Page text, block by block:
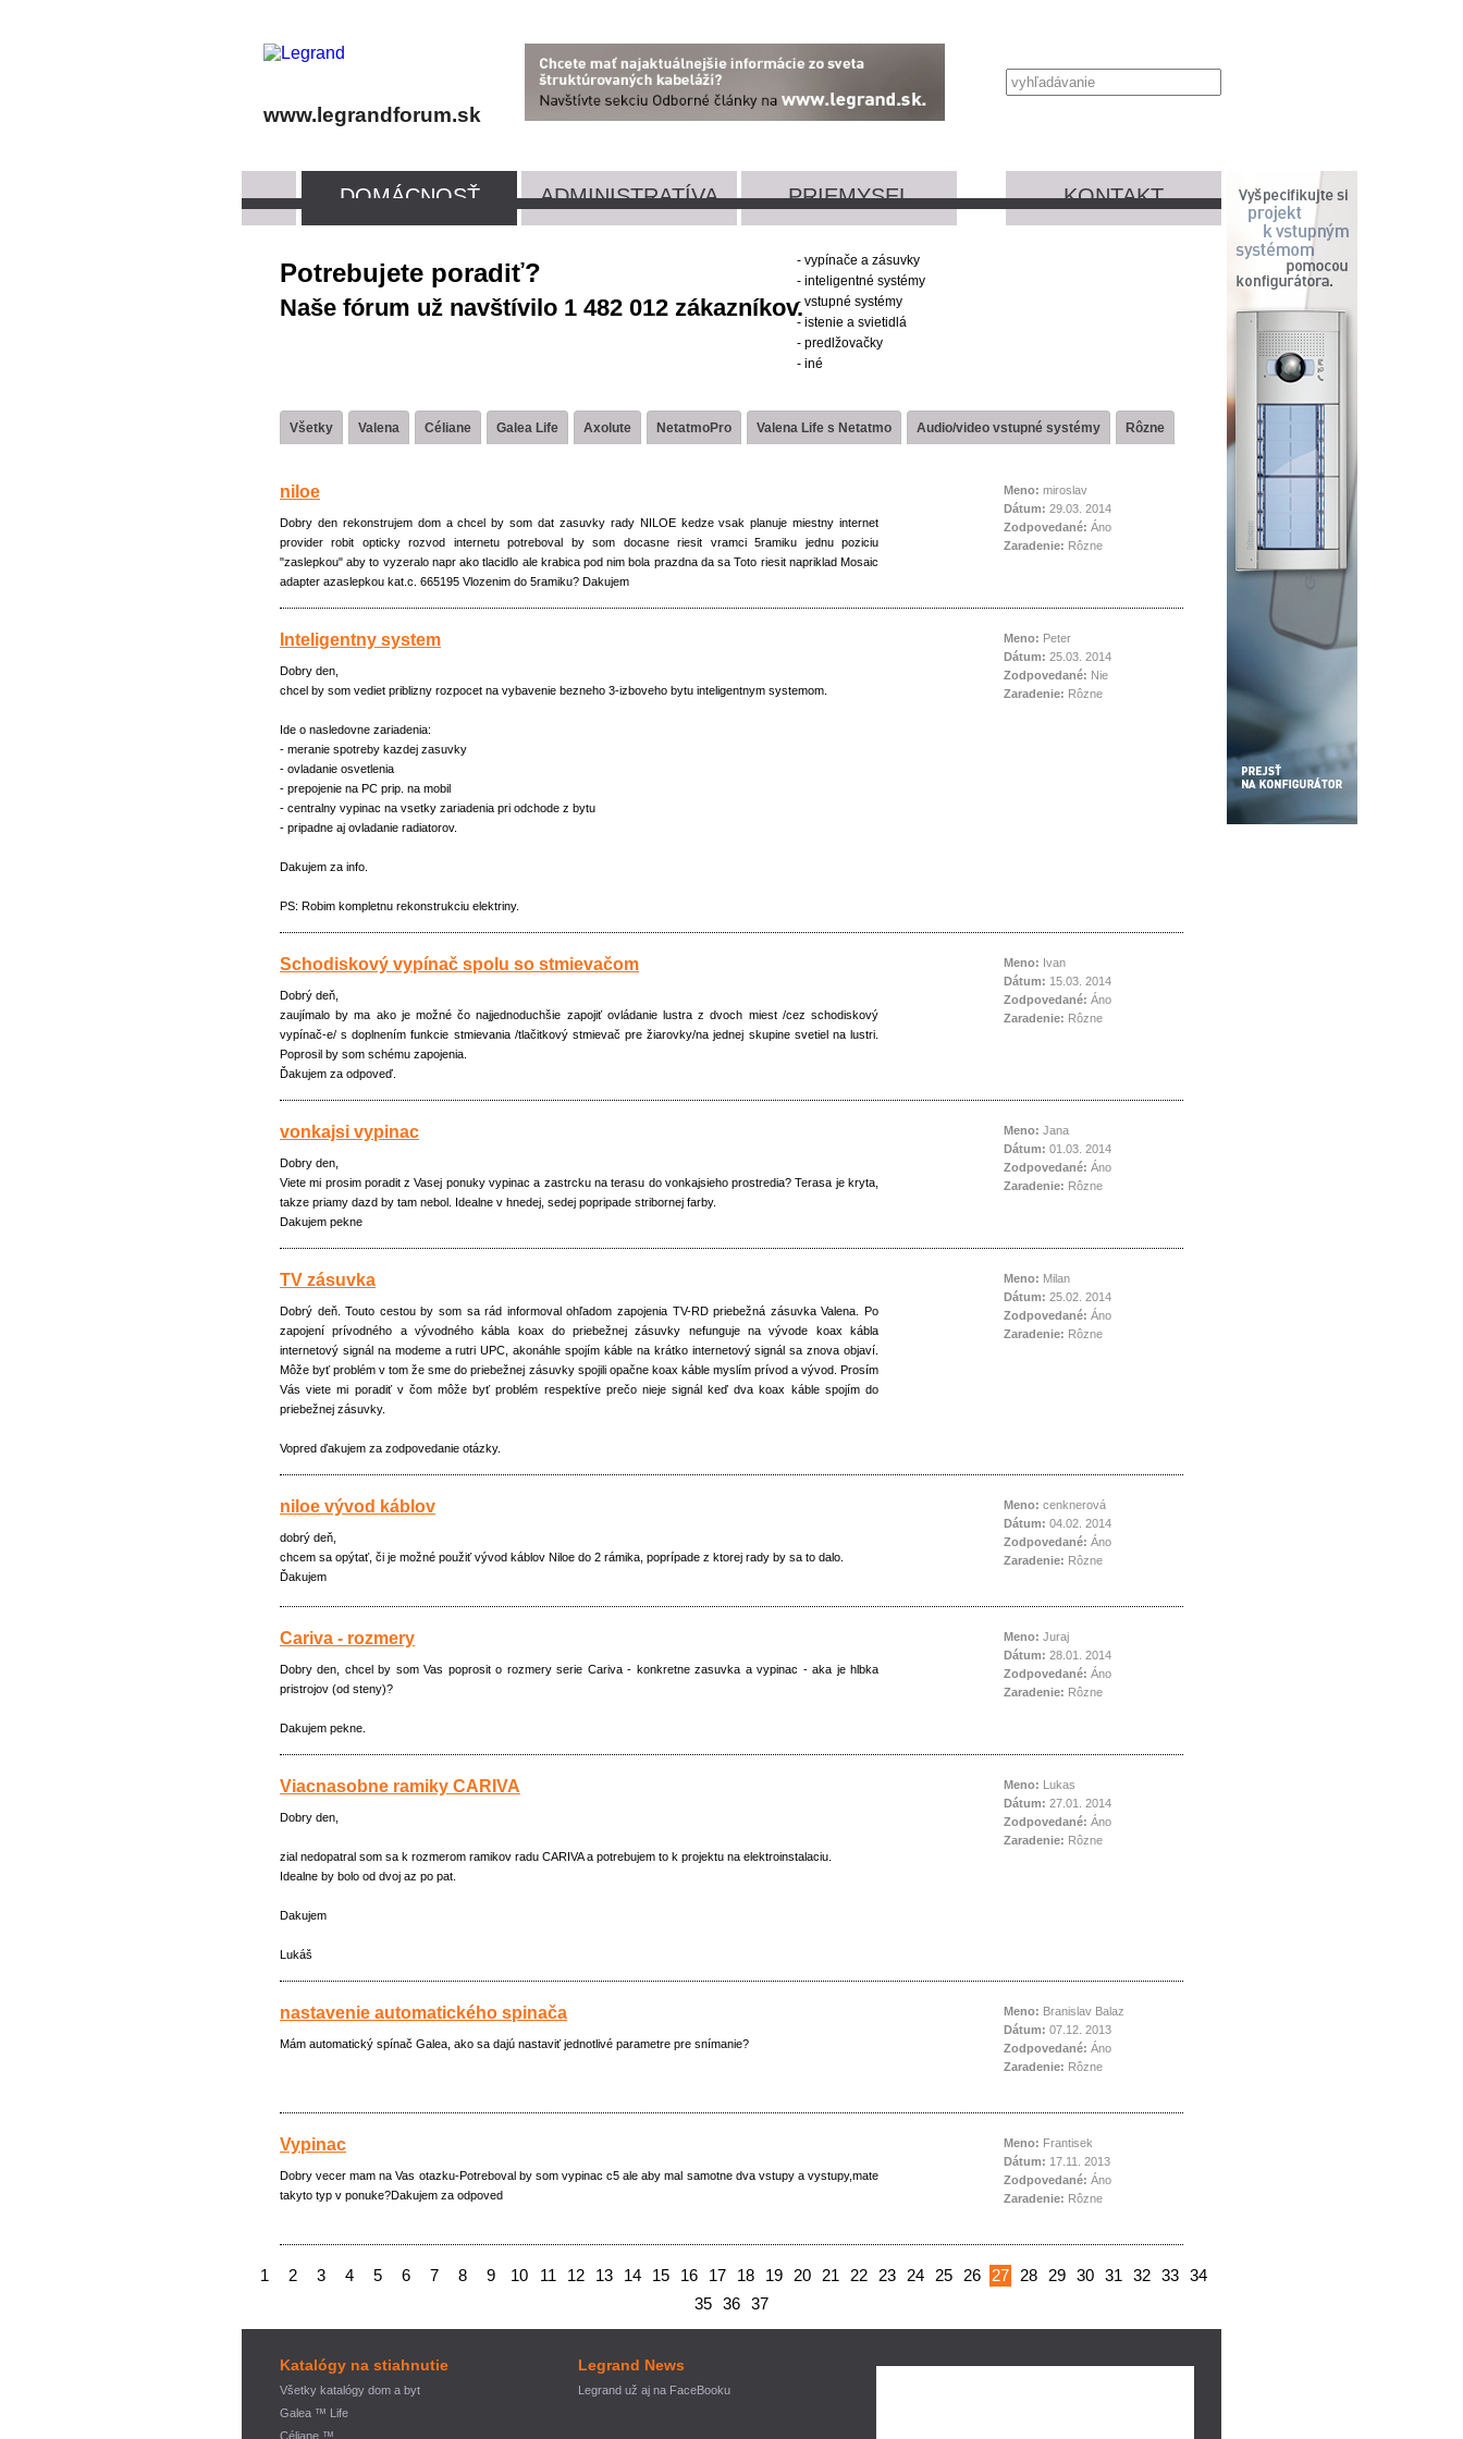
www.legrandforum.sk
DOMÁCNOSŤ ADMINISTRATÍVA PRIEMYSEL KONTAKT
Potrebujete poradiť?
Naše fórum už navštívilo 1 482 012 zákazníkov.
- vypínače a zásuvky
- inteligentné systémy
- vstupné systémy
- istenie a svietidlá
- predlžovačky
- iné
Všetky Valena Céliane Galea Life Axolute NetatmoPro Valena Life s Netatmo Audio/video vstupné systémy Rôzne
Meno: miroslav
Dátum: 29.03. 2014
Zodpovedané: Áno
Zaradenie: Rôzne
niloe
Dobry den rekonstrujem dom a chcel by som dat zasuvky rady NILOE kedze vsak planuje miestny internet
provider robit opticky rozvod internetu potreboval by som docasne riesit vramci 5ramiku jednu poziciu
"zaslepkou" aby to vyzeralo napr ako tlacidlo ale krabica pod nim bola prazdna da sa Toto riesit napriklad Mosaic
adapter azaslepkou kat.c. 665195 Vlozenim do 5ramiku? Dakujem
Meno: Peter
Dátum: 25.03. 2014
Zodpovedané: Nie
Zaradenie: Rôzne
Inteligentny system
Dobry den,
chcel by som vediet priblizny rozpocet na vybavenie bezneho 3-izboveho bytu inteligentnym systemom.
Ide o nasledovne zariadenia:
- meranie spotreby kazdej zasuvky
- ovladanie osvetlenia
- prepojenie na PC prip. na mobil
- centralny vypinac na vsetky zariadenia pri odchode z bytu
- pripadne aj ovladanie radiatorov.
Dakujem za info.
PS: Robim kompletnu rekonstrukciu elektriny.
Meno: Ivan
Dátum: 15.03. 2014
Zodpovedané: Áno
Zaradenie: Rôzne
Schodiskový vypínač spolu so stmievačom
Dobrý deň,
zaujímalo by ma ako je možné čo najjednoduchšie zapojiť ovládanie lustra z dvoch miest /cez schodiskový
vypínač-e/ s doplnením funkcie stmievania /tlačitkový stmievač pre žiarovky/na jednej skupine svetiel na lustri.
Poprosil by som schému zapojenia.
Ďakujem za odpoveď.
Meno: Jana
Dátum: 01.03. 2014
Zodpovedané: Áno
Zaradenie: Rôzne
vonkajsi vypinac
Dobry den,
Viete mi prosim poradit z Vasej ponuky vypinac a zastrcku na terasu do vonkajsieho prostredia? Terasa je kryta,
takze priamy dazd by tam nebol. Idealne v hnedej, sedej popripade stribornej farby.
Dakujem pekne
Meno: Milan
Dátum: 25.02. 2014
Zodpovedané: Áno
Zaradenie: Rôzne
TV zásuvka
Dobrý deň. Touto cestou by som sa rád informoval ohľadom zapojenia TV-RD priebežná zásuvka Valena. Po
zapojení prívodného a vývodného kábla koax do priebežnej zásuvky nefunguje na vývode koax kábla
internetový signál na modeme a rutri UPC, akonáhle spojím káble na krátko internetový signál sa znova objaví.
Môže byť problém v tom že sme do priebežnej zásuvky spojili opačne koax káble myslím prívod a vývod. Prosím
Vás viete mi poradiť v čom môže byť problém respektíve prečo nieje signál keď dva koax káble spojím do
priebežnej zásuvky.
Vopred ďakujem za zodpovedanie otázky.
Meno: cenknerová
Dátum: 04.02. 2014
Zodpovedané: Áno
Zaradenie: Rôzne
niloe vývod káblov
dobrý deň,
chcem sa opýtať, či je možné použiť vývod káblov Niloe do 2 rámika, poprípade z ktorej rady by sa to dalo.
Ďakujem
Meno: Juraj
Dátum: 28.01. 2014
Zodpovedané: Áno
Zaradenie: Rôzne
Cariva - rozmery
Dobry den, chcel by som Vas poprosit o rozmery serie Cariva - konkretne zasuvka a vypinac - aka je hlbka
pristrojov (od steny)?
Dakujem pekne.
Meno: Lukas
Dátum: 27.01. 2014
Zodpovedané: Áno
Zaradenie: Rôzne
Viacnasobne ramiky CARIVA
Dobry den,
zial nedopatral som sa k rozmerom ramikov radu CARIVA a potrebujem to k projektu na elektroinstalaciu.
Idealne by bolo od dvoj az po pat.
Dakujem
Lukáš
Meno: Branislav Balaz
Dátum: 07.12. 2013
Zodpovedané: Áno
Zaradenie: Rôzne
nastavenie automatického spinača
Mám automatický spínač Galea, ako sa dajú nastaviť jednotlivé parametre pre snímanie?
Meno: Frantisek
Dátum: 17.11. 2013
Zodpovedané: Áno
Zaradenie: Rôzne
Vypinac
Dobry vecer mam na Vas otazku-Potreboval by som vypinac c5 ale aby mal samotne dva vstupy a vystupy,mate
takyto typ v ponuke?Dakujem za odpoved
1 2 3 4 5 6 7 8 9 10 11 12 13 14 15 16 17 18 19 20 21 22 23 24 25 26 27 28 29 30 31 32 33 34
35 36 37
Katalógy na stiahnutie
Všetky katalógy dom a byt
Galea ™ Life
Céliane ™
Legrand News
Legrand už aj na FaceBooku